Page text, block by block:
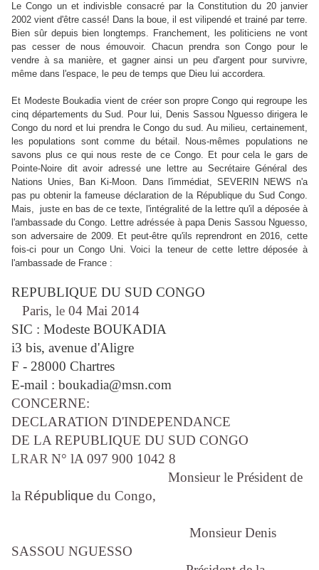
Le Congo un et indivisble consacré par la Constitution du 20 janvier
2002 vient d'être cassé! Dans la boue, il est vilipendé et trainé par terre.
Bien sûr depuis bien longtemps. Franchement, les politiciens ne vont
pas cesser de nous émouvoir. Chacun prendra son Congo pour le
vendre à sa manière, et gagner ainsi un peu d'argent pour survivre,
même dans l'espace, le peu de temps que Dieu lui accordera.
Et Modeste Boukadia vient de créer son propre Congo qui regroupe les
cinq départements du Sud. Pour lui, Denis Sassou Nguesso dirigera le
Congo du nord et lui prendra le Congo du sud. Au milieu, certainement,
les populations sont comme du bétail. Nous-mêmes populations ne
savons plus ce qui nous reste de ce Congo. Et pour cela le gars de
Pointe-Noire dit avoir adressé une lettre au Secrétaire Général des
Nations Unies, Ban Ki-Moon. Dans l'immédiat, SEVERIN NEWS n'a
pas pu obtenir la fameuse déclaration de la République du Sud Congo.
Mais, juste en bas de ce texte, l'intégralité de la lettre qu'il a déposée à
l'ambassade du Congo. Lettre adréssée à papa Denis Sassou Nguesso,
son adversaire de 2009. Et peut-être qu'ils reprendront en 2016, cette
fois-ci pour un Congo Uni. Voici la teneur de cette lettre déposée à
l'ambassade de France :
REPUBLIQUE DU SUD CONGO
Paris, le 04 Mai 2014
SIC : Modeste BOUKADIA
i3 bis, avenue d'Aligre
F - 28000 Chartres
E-mail : boukadia@msn.com
CONCERNE:
DECLARATION D'INDEPENDANCE
DE LA REPUBLIQUE DU SUD CONGO
LRAR N° lA 097 900 1042 8
Monsieur le Président de
la République du Congo,
Monsieur Denis
SASSOU NGUESSO